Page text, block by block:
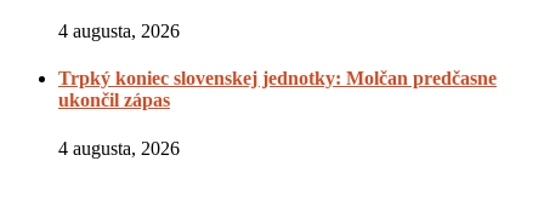
4 augusta, 2026
Trpký koniec slovenskej jednotky: Molčan predčasne
ukončil zápas
4 augusta, 2026